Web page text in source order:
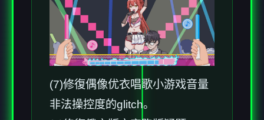
(7)修復偶像优衣唱歌小游戏音量
非法操控度的glitch。